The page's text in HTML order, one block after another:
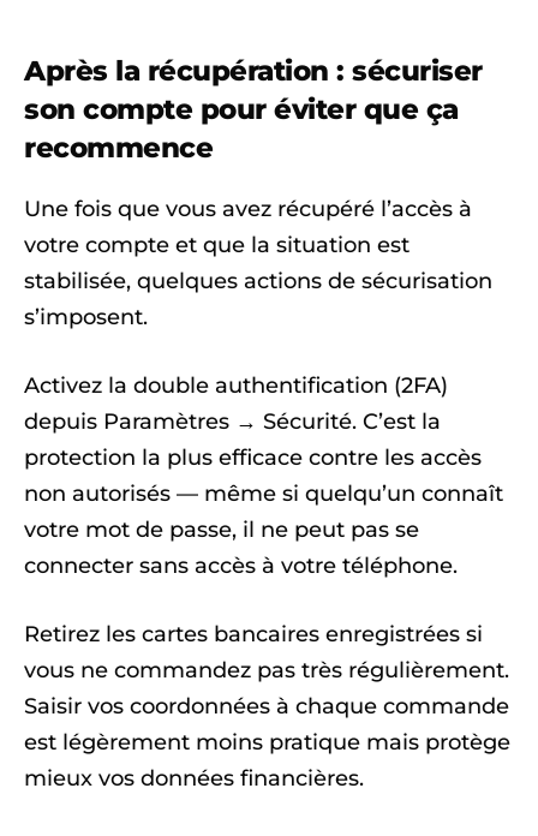
Après la récupération : sécuriser
son compte pour éviter que ça
recommence
Une fois que vous avez récupéré l’accès à
votre compte et que la situation est
stabilisée, quelques actions de sécurisation
s’imposent.
Activez la double authentification (2FA)
depuis Paramètres → Sécurité. C’est la
protection la plus efficace contre les accès
non autorisés — même si quelqu’un connaît
votre mot de passe, il ne peut pas se
connecter sans accès à votre téléphone.
Retirez les cartes bancaires enregistrées si
vous ne commandez pas très régulièrement.
Saisir vos coordonnées à chaque commande
est légèrement moins pratique mais protège
mieux vos données financières.